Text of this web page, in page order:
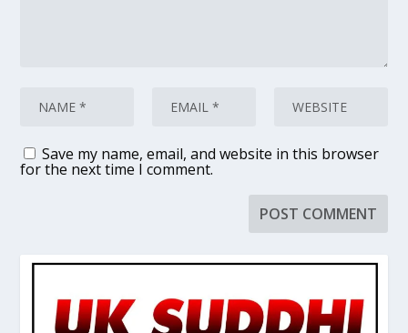
Save my name, email, and website in this browser
for the next time I comment.